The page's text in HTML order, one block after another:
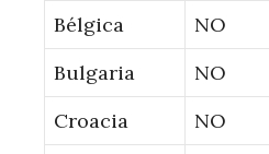
Bélgica
NO
Bulgaria
NO
Croacia
NO